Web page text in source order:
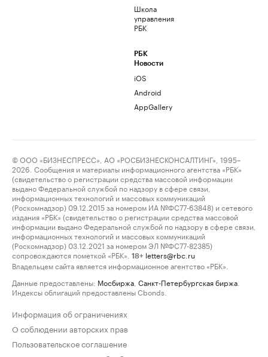
Школа
управления
РБК
РБК
Новости
iOS
Android
AppGallery
© ООО «БИЗНЕСПРЕСС», АО «РОСБИЗНЕСКОНСАЛТИНГ», 1995–
2026. Сообщения и материалы информационного агентства «РБК»
(свидетельство о регистрации средства массовой информации
выдано Федеральной службой по надзору в сфере связи,
информационных технологий и массовых коммуникаций
(Роскомнадзор) 09.12.2015 за номером ИА №ФС77-63848) и сетевого
издания «РБК» (свидетельство о регистрации средства массовой
информации выдано Федеральной службой по надзору в сфере связи,
информационных технологий и массовых коммуникаций
(Роскомнадзор) 03.12.2021 за номером ЭЛ №ФС77-82385)
сопровождаются пометкой «РБК».
18+ letters@rbc.ru
Владельцем сайта является информационное агентство «РБК».
Данные предоставлены: Мосбиржа Санкт-Петербургская биржа
Индексы облигаций предоставлены Cbonds.
Информация об ограничениях
О соблюдении авторских прав
Пользовательское соглашение